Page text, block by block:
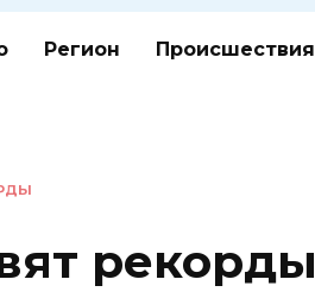
Регион Происшествия
рекорды